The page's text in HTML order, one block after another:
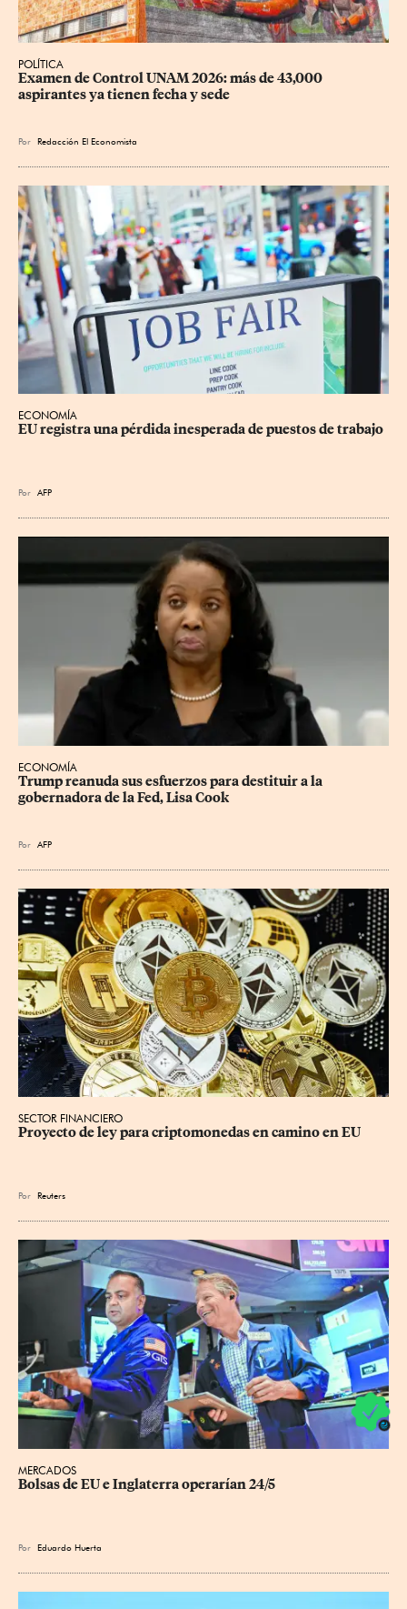
POLÍTICA
Examen de Control UNAM 2026: más de 43,000
aspirantes ya tienen fecha y sede
Por Redacción El Economista
ECONOMÍA
EU registra una pérdida inesperada de puestos de trabajo
Por AFP
ECONOMÍA
Trump reanuda sus esfuerzos para destituir a la
gobernadora de la Fed, Lisa Cook
Por AFP
SECTOR FINANCIERO
Proyecto de ley para criptomonedas en camino en EU
Por Reuters
MERCADOS
Bolsas de EU e Inglaterra operarían 24/5
Por Eduardo Huerta